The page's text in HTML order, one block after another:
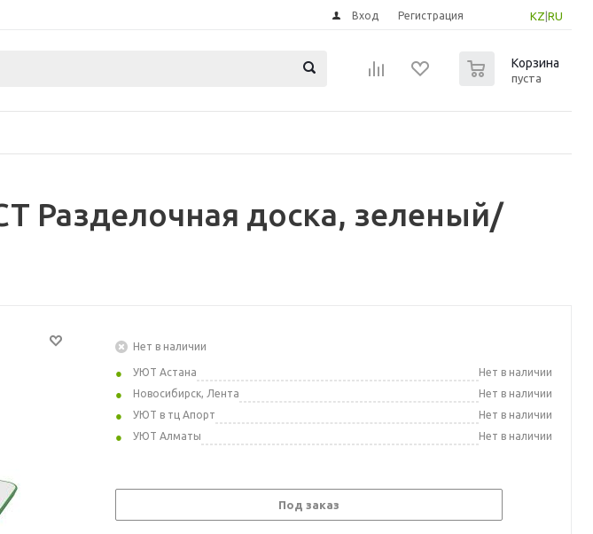
KZ RU
Вход Регистрация
Корзина
пуста
Разделочная доска, зеленый/
Нет в наличии
УЮТ Астана
Нет в наличии
Новосибирск, Лента
Нет в наличии
УЮТ в тц Апорт
Нет в наличии
УЮТ Алматы
Нет в наличии
Под заказ